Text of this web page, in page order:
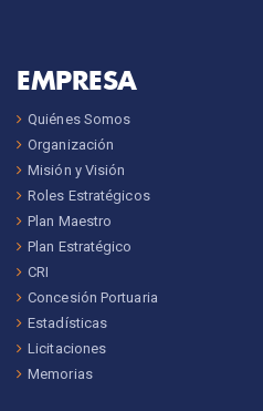
EMPRESA
Quiénes Somos
Organización
Misión y Visión
Roles Estratégicos
Plan Maestro
Plan Estratégico
CRI
Concesión Portuaria
Estadísticas
Licitaciones
Memorias